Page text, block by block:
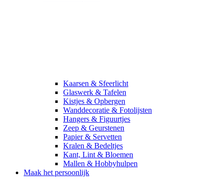
Kaarsen & Sfeerlicht
Glaswerk & Tafelen
Kistjes & Opbergen
Wanddecoratie & Fotolijsten
Hangers & Figuurtjes
Zeep & Geurstenen
Papier & Servetten
Kralen & Bedeltjes
Kant, Lint & Bloemen
Mallen & Hobbyhulpen
Maak het persoonlijk